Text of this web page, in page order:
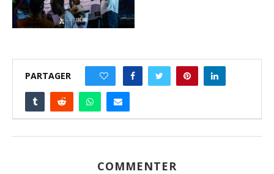
PARTAGER
COMMENTER